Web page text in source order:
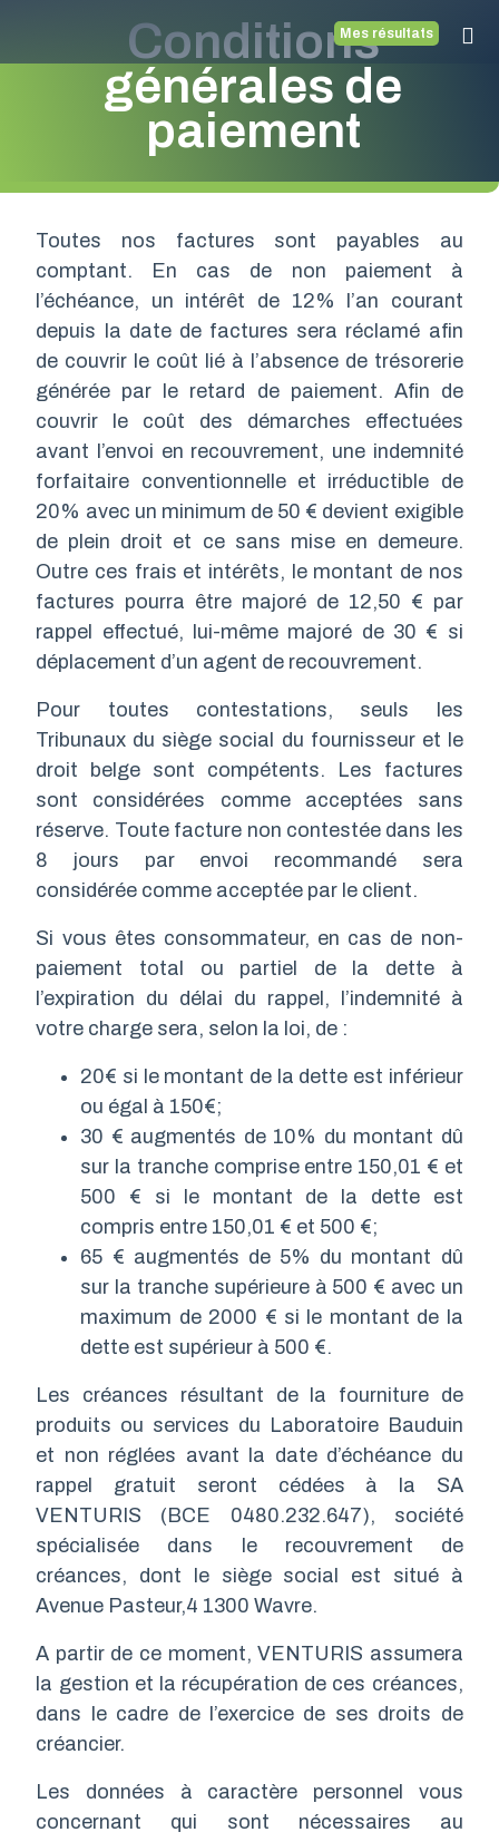
Mes résultats
Conditions
générales de
paiement
Toutes nos factures sont payables au
comptant. En cas de non paiement à
l’échéance, un intérêt de 12% l’an courant
depuis la date de factures sera réclamé afin
de couvrir le coût lié à l’absence de trésorerie
générée par le retard de paiement. Afin de
couvrir le coût des démarches effectuées
avant l’envoi en recouvrement, une indemnité
forfaitaire conventionnelle et irréductible de
20% avec un minimum de 50 € devient exigible
de plein droit et ce sans mise en demeure.
Outre ces frais et intérêts, le montant de nos
factures pourra être majoré de 12,50 € par
rappel effectué, lui-même majoré de 30 € si
déplacement d’un agent de recouvrement.
Pour toutes contestations, seuls les
Tribunaux du siège social du fournisseur et le
droit belge sont compétents. Les factures
sont considérées comme acceptées sans
réserve. Toute facture non contestée dans les
8 jours par envoi recommandé sera
considérée comme acceptée par le client.
Si vous êtes consommateur, en cas de non-
paiement total ou partiel de la dette à
l’expiration du délai du rappel, l’indemnité à
votre charge sera, selon la loi, de :
20€ si le montant de la dette est inférieur
ou égal à 150€;
30 € augmentés de 10% du montant dû
sur la tranche comprise entre 150,01 € et
500 € si le montant de la dette est
compris entre 150,01 € et 500 €;
65 € augmentés de 5% du montant dû
sur la tranche supérieure à 500 € avec un
maximum de 2000 € si le montant de la
dette est supérieur à 500 €.
Les créances résultant de la fourniture de
produits ou services du Laboratoire Bauduin
et non réglées avant la date d’échéance du
rappel gratuit seront cédées à la SA
VENTURIS (BCE 0480.232.647), société
spécialisée dans le recouvrement de
créances, dont le siège social est situé à
Avenue Pasteur,4 1300 Wavre.
A partir de ce moment, VENTURIS assumera
la gestion et la récupération de ces créances,
dans le cadre de l’exercice de ses droits de
créancier.
Les données à caractère personnel vous
concernant qui sont nécessaires au